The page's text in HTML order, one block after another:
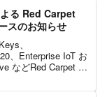
チを適用するよう
応型の...
る Red Carpet
スのお知らせ
、
、Enterprise IoT お
などRed Carpet 年